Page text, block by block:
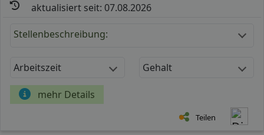
aktualisiert seit: 07.08.2026
Stellenbeschreibung:
Arbeitszeit Gehalt
mehr Details
Teilen